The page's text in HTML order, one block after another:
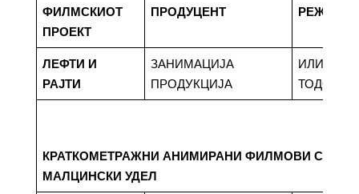
ФИЛМСКИОТ
ПРОЕКТ
ПРОДУЦЕНТ РЕЖИСЕР
ЛЕФТИ И
РАЈТИ
ЗАНИМАЦИЈА
ПРОДУКЦИЈА
ИЛИЈА
КРАТКОМЕТРАЖНИ АНИМИРАНИ ФИЛМОВИ СО
МАЛЦИНСКИ УДЕЛ